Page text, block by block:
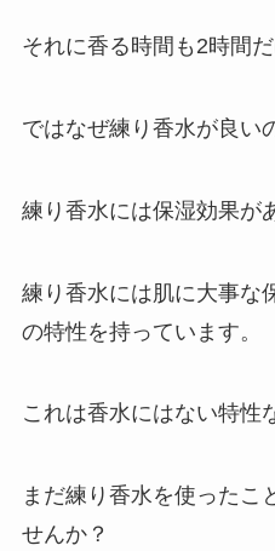
それに香る時間も2時間だ
ではなぜ練り香水が良い
練り香水には保湿効果が
練り香水には肌に大事な
の特性を持っています。
これは香水にはない特性
まだ練り香水を使ったこ
せんか？